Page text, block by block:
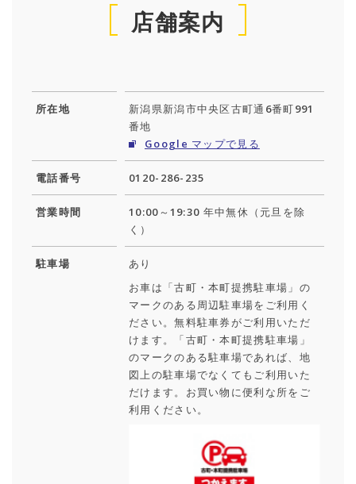
店舗案内
所在地
新潟県新潟市中央区古町通6番町991
番地
Google マップで見る
電話番号 0120-286-235
営業時間
10:00～19:30 年中無休（元旦を除
く）
駐車場
あり
お車は「古町・本町提携駐車場」の
マークのある周辺駐車場をご利用く
ださい。無料駐車券がご利用いただ
けます。「古町・本町提携駐車場」
のマークのある駐車場であれば、地
図上の駐車場でなくてもご利用いた
だけます。お買い物に便利な所をご
利用ください。